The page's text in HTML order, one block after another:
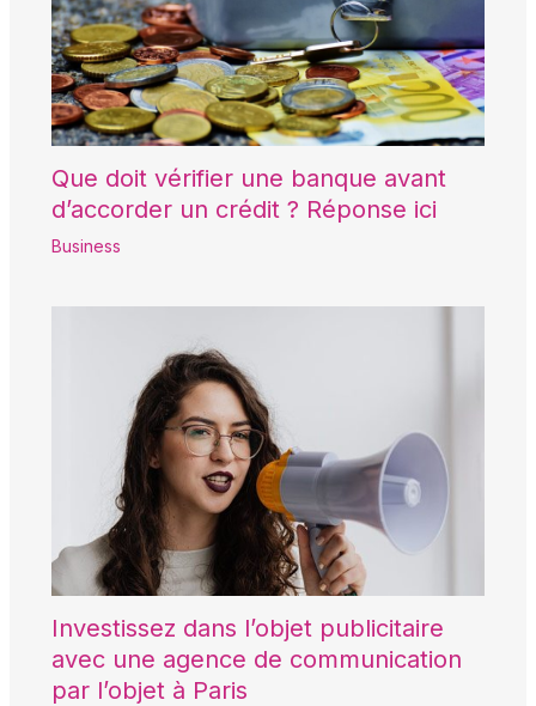
Que doit vérifier une banque avant
d’accorder un crédit ? Réponse ici
Business
Investissez dans l’objet publicitaire
avec une agence de communication
par l’objet à Paris